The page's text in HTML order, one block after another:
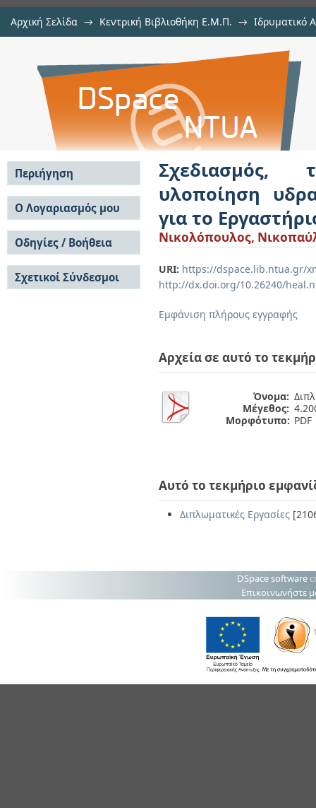
Αρχική Σελίδα → Κεντρική Βιβλιοθήκη Ε.Μ.Π. → Ιδρυματικό
Σχεδιασμός, τρισδιάστατη
πειραματικών διατάξεων για το
Σχεδιασμός,
υλοποίηση
για το
Νικολόπουλος,
URI: https://dspace.lib.ntua.gr/
http://dx.doi.org/10.26240/
Εμφάνιση πλήρους εγγραφής
Αρχεία σε αυτό το
Όνομα:
Μέγεθος:
Μορφότυπο: PDF
Αυτό το τεκμήριο
Διπλωματικές Εργασίες
Περιήγηση
Σε όλο το DSpace
Κοινότητες & Συλλογές
Ανά Ημερομηνία
Έκδοσης
Συγγραφείς
Τίτλοι
Θέματα
Ο Λογαριασμός μου
Σύνδεση
Εγγραφή
Οδηγίες / Βοήθεια
Οδηγίες Υποβολής
Οδηγίες Χρήσης ΙΑ
Συχνές Ερωτήσεις
Σχετικοί Σύνδεσμοι
DSpace software
Επικοινωνήστε